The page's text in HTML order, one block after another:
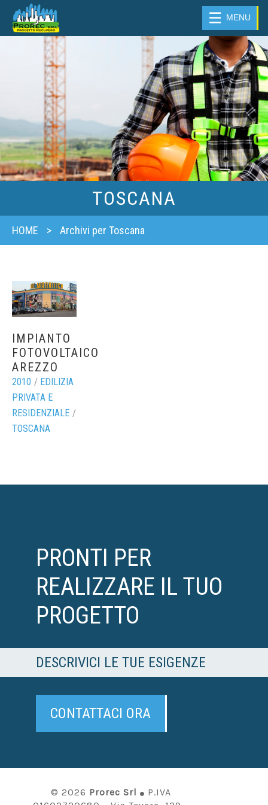
☰ MENU
TOSCANA
HOME > Archivi per Toscana
IMPIANTO
FOTOVOLTAICO
AREZZO
2010 / EDILIZIA
PRIVATA E
RESIDENZIALE /
TOSCANA
PRONTI PER
REALIZZARE IL TUO
PROGETTO
DESCRIVICI LE TUE ESIGENZE
CONTATTACI ORA
© 2026 Prorec Srl
P.IVA